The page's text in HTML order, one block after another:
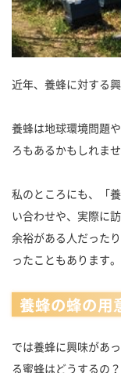
近年、養蜂に対する
養蜂は地球環境問題
ろもあるかもしれませ
私のところにも、「
い合わせや、実際に
余裕がある人だった
ったこともあります。
養蜂の蜂の用
では養蜂に興味があ
る蜜蜂はどうするの